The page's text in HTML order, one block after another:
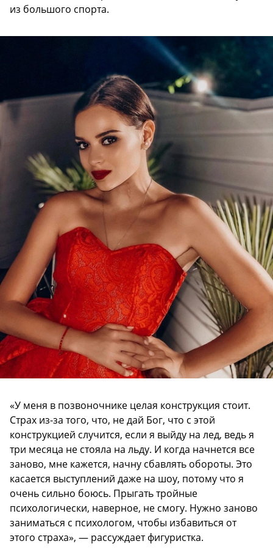
из большого спорта.
«У меня в позвоночнике целая конструкция стоит.
Страх из-за того, что, не дай Бог, что с этой
конструкцией случится, если я выйду на лед, ведь я
три месяца не стояла на льду. И когда начнется все
заново, мне кажется, начну сбавлять обороты. Это
касается выступлений даже на шоу, потому что я
очень сильно боюсь. Прыгать тройные
психологически, наверное, не смогу. Нужно заново
заниматься с психологом, чтобы избавиться от
этого страха», — рассуждает фигуристка.